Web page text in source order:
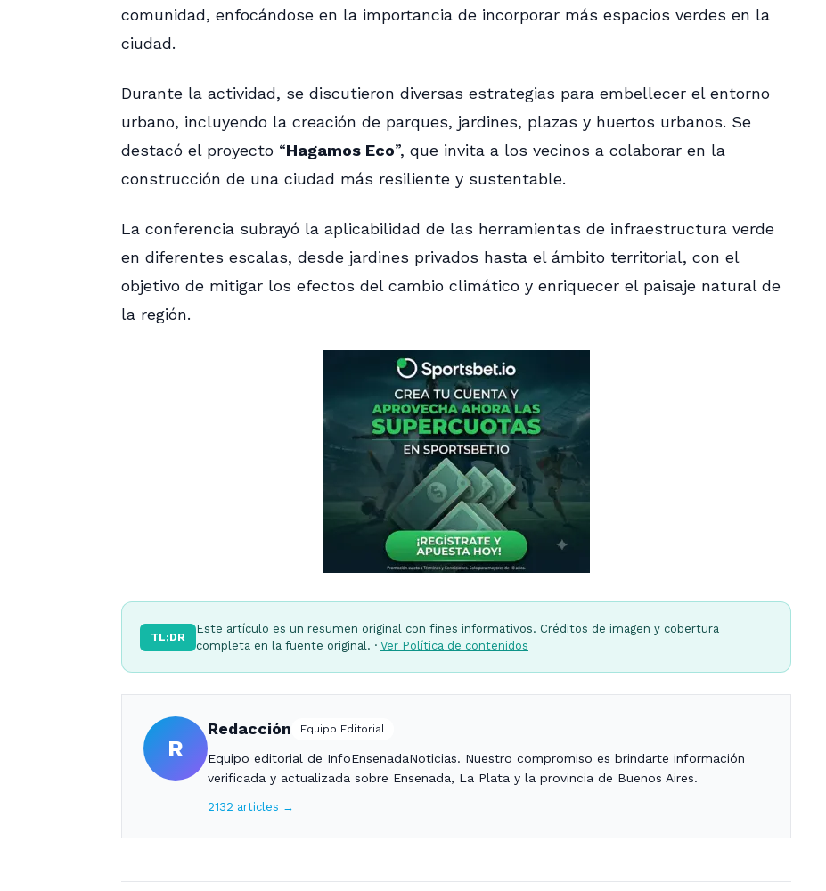
comunidad, enfocándose en la importancia de incorporar más espacios verdes en la
ciudad.
Durante la actividad, se discutieron diversas estrategias para embellecer el entorno
urbano, incluyendo la creación de parques, jardines, plazas y huertos urbanos. Se
destacó el proyecto “Hagamos Eco”, que invita a los vecinos a colaborar en la
construcción de una ciudad más resiliente y sustentable.
La conferencia subrayó la aplicabilidad de las herramientas de infraestructura verde
en diferentes escalas, desde jardines privados hasta el ámbito territorial, con el
objetivo de mitigar los efectos del cambio climático y enriquecer el paisaje natural de
la región.
TL;DR
Este artículo es un resumen original con fines informativos. Créditos de imagen y cobertura
completa en la fuente original. · Ver Política de contenidos
R
Redacción Equipo Editorial
Equipo editorial de InfoEnsenadaNoticias. Nuestro compromiso es brindarte información
verificada y actualizada sobre Ensenada, La Plata y la provincia de Buenos Aires.
2132 articles →